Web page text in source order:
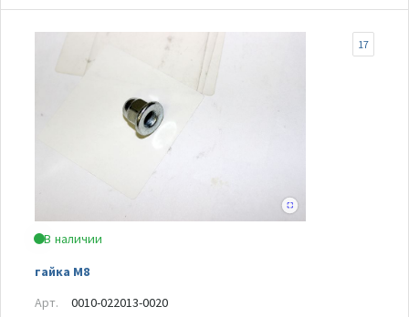
В наличии
гайка M8
17
Арт.
0010-022013-0020